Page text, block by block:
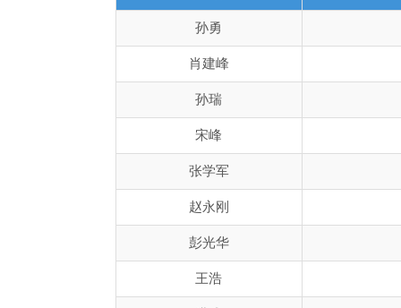
孙勇
肖建峰
孙瑞
宋峰
张学军
赵永刚
彭光华
王浩